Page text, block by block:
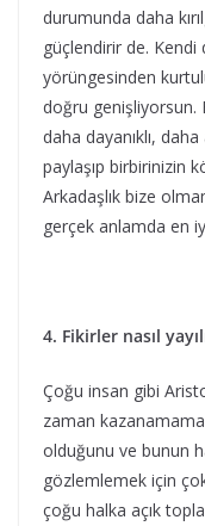
durumunda daha
güçlendirir de.
yörüngesinden
doğru genişliyorsun.
daha dayanıklı,
paylaşıp birbirinizin
Arkadaşlık bize
gerçek anlamda en iyi
4. Fikirler nasıl
Çoğu insan gibi
zaman
olduğunu ve bunun
gözlemlemek için
çoğu halka açık